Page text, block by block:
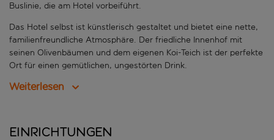
Buslinie, die am Hotel vorbeiführt.
Das Hotel selbst ist künstlerisch gestaltet und bietet eine nette,
familienfreundliche Atmosphäre. Der friedliche Innenhof mit
seinen Olivenbäumen und dem eigenen Koi-Teich ist der perfekte
Ort für einen gemütlichen, ungestörten Drink.
Weiterlesen
Einrichtungen